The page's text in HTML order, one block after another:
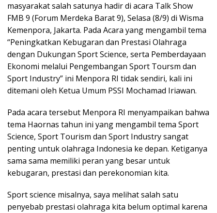
masyarakat salah satunya hadir di acara Talk Show
FMB 9 (Forum Merdeka Barat 9), Selasa (8/9) di Wisma
Kemenpora, Jakarta. Pada Acara yang mengambil tema
“Peningkatkan Kebugaran dan Prestasi Olahraga
dengan Dukungan Sport Science, serta Pemberdayaan
Ekonomi melalui Pengembangan Sport Toursm dan
Sport Industry” ini Menpora RI tidak sendiri, kali ini
ditemani oleh Ketua Umum PSSI Mochamad Iriawan.
Pada acara tersebut Menpora RI menyampaikan bahwa
tema Haornas tahun ini yang mengambil tema Sport
Science, Sport Tourism dan Sport Industry sangat
penting untuk olahraga Indonesia ke depan. Ketiganya
sama sama memiliki peran yang besar untuk
kebugaran, prestasi dan perekonomian kita.
Sport science misalnya, saya melihat salah satu
penyebab prestasi olahraga kita belum optimal karena